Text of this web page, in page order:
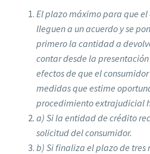
El plazo máximo para que
lleguen a un acuerdo y se
primero la cantidad a
contar desde la
efectos de que el
medidas que estime
procedimiento extrajudicial
a) Si la entidad de crédito
solicitud del consumidor.
b) Si finaliza el plazo de tres